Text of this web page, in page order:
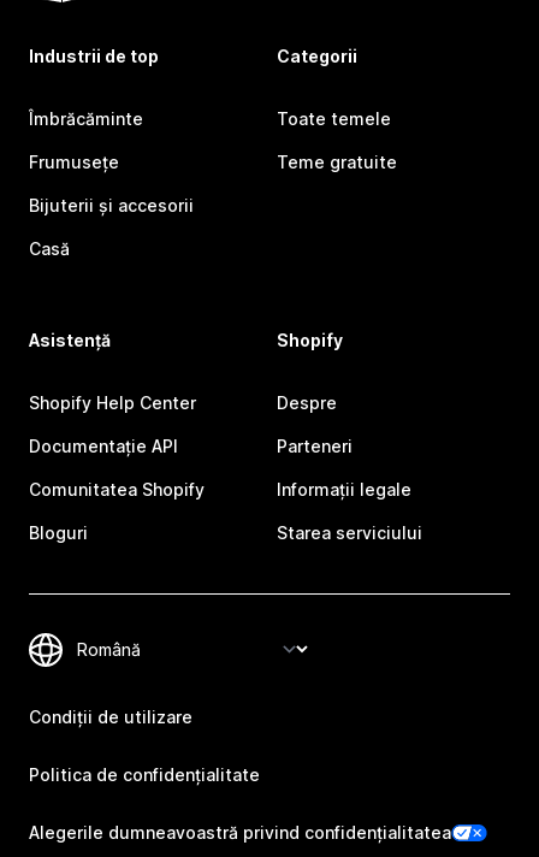
Industrii de top
Îmbrăcăminte
Frumusețe
Bijuterii și accesorii
Casă
Categorii
Toate temele
Teme gratuite
Asistență
Shopify Help Center
Documentație API
Comunitatea Shopify
Bloguri
Shopify
Despre
Parteneri
Informații legale
Starea serviciului
Condiții de utilizare
Politica de confidențialitate
Alegerile dumneavoastră privind confidențialitatea